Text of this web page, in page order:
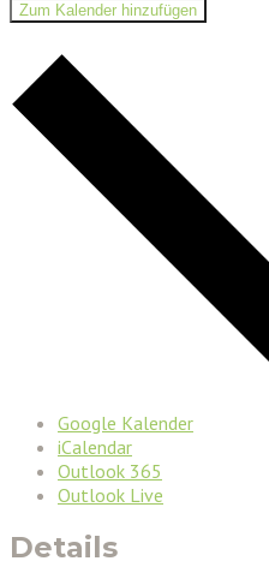
Zum Kalender hinzufügen
Google Kalender
iCalendar
Outlook 365
Outlook Live
Details